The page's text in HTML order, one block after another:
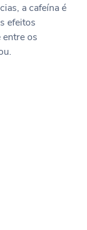
a cafeína é
efeitos
os